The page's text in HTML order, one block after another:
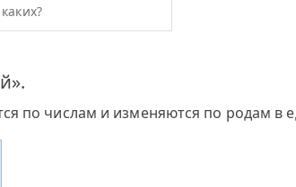
по числам и изменяются по родам в